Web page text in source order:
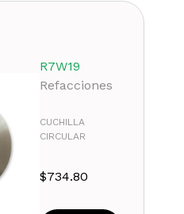
R7W19
Refacciones
CUCHILLA
CIRCULAR
$734.80